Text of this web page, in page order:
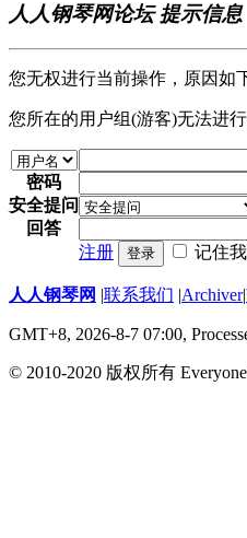
人人钢琴网论坛 提示信息
您无权进行当前操作，原因如
您所在的用户组(游客)无法进行
密码
安全提问
回答
注册
登录 记住
人人钢琴网 |联系我们 |Archiver|
GMT+8, 2026-8-7 07:00,
© 2010-2020 版权所有